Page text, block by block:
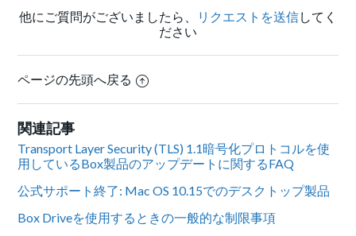
他にご質問がございましたら、 リクエストを送信してく
ださい
ページの先頭へ戻る
関連記事
Transport Layer Security (TLS) 1.1暗号化プロトコルを使
用しているBox製品のアップデートに関するFAQ
公式サポート終了: Mac OS 10.15でのデスクトップ製品
Box Driveを使用するときの一般的な制限事項